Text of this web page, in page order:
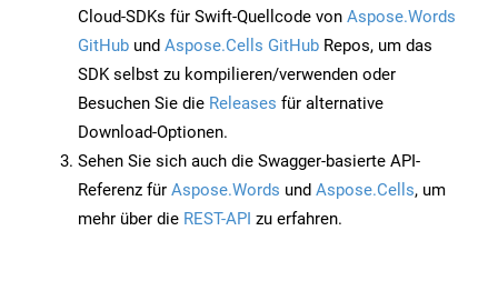
Cloud-SDKs für Swift-Quellcode von Aspose.Words
GitHub und Aspose.Cells GitHub Repos, um das
SDK selbst zu kompilieren/verwenden oder
Besuchen Sie die Releases für alternative
Download-Optionen.
Sehen Sie sich auch die Swagger-basierte API-
Referenz für Aspose.Words und Aspose.Cells, um
mehr über die REST-API zu erfahren.